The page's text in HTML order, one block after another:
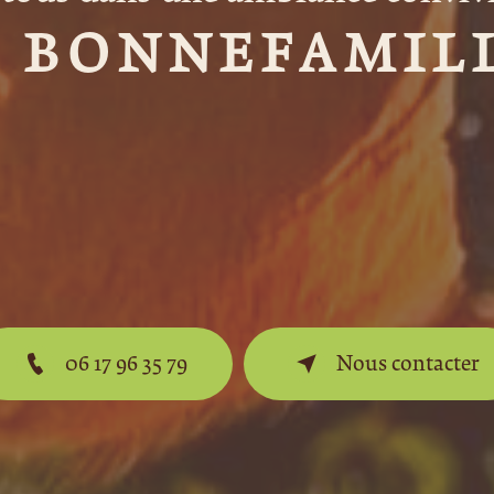
06 17 96 35 79 Nous contacter